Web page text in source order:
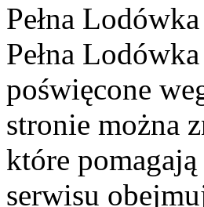
Pełna
Pełna
poświęcone
stronie można
które
serwisu